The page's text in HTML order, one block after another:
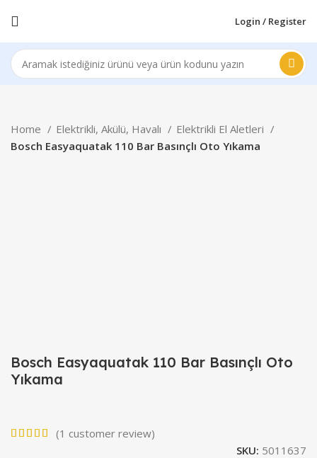
Login / Register
Home Elektrikli, Akülü, Havalı
Elektrikli El Aletleri
Bosch Easyaquatak 110 Bar Basınçlı Oto Yıkama
Bosch Easyaquatak 110 Bar Basınçlı Oto
Yıkama
(1 customer review)
SKU: 5011637